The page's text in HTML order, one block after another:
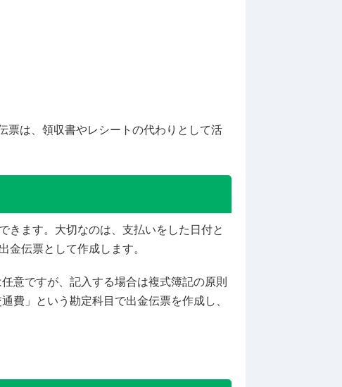
票は、領収書やレシートの代わりとして活
きます。大切なのは、支払いをした日付と
金伝票として作成します。
意ですが、記入する場合は複式簿記の原則
費」という勘定科目で出金伝票を作成し、